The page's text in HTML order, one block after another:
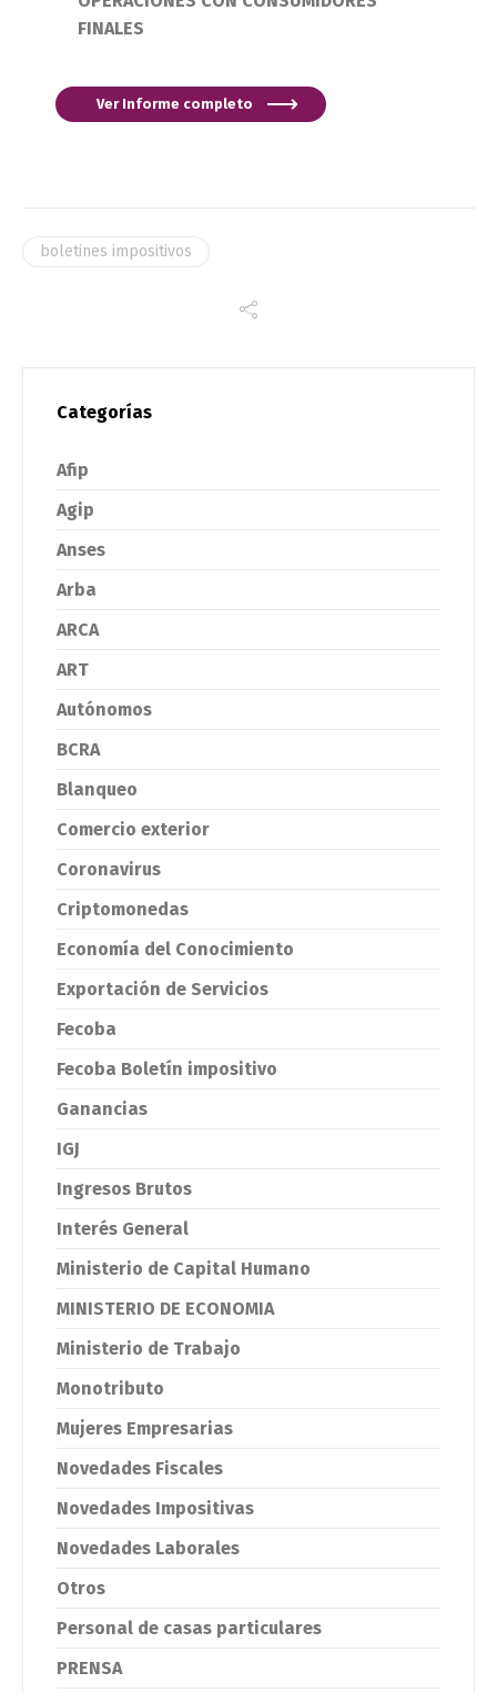
FINALES
Ver Informe completo
boletines impositivos
Categorías
Afip
Agip
Anses
Arba
ARCA
ART
Autónomos
BCRA
Blanqueo
Comercio exterior
Coronavirus
Criptomonedas
Economía del Conocimiento
Exportación de Servicios
Fecoba
Fecoba Boletín impositivo
Ganancias
IGJ
Ingresos Brutos
Interés General
Ministerio de Capital Humano
MINISTERIO DE ECONOMIA
Ministerio de Trabajo
Monotributo
Mujeres Empresarias
Novedades Fiscales
Novedades Impositivas
Novedades Laborales
Otros
Personal de casas particulares
PRENSA